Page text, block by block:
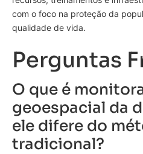
com o foco na proteção da
qualidade de vida.
Perguntas
O que é
geoespacial da
ele difere do
tradicional?